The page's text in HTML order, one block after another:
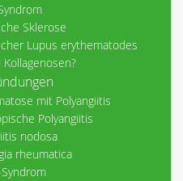
Sklerose
Lupus erythematodes
Kollagenosen?
mit Polyangiitis
Polyangiitis
nodosa
rheumatica